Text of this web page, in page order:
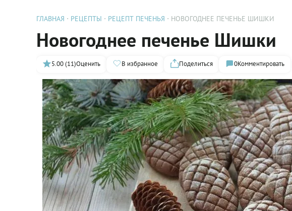
ГЛАВНАЯ РЕЦЕПТЫ РЕЦЕПТ ПЕЧЕНЬЯ НОВОГОДНЕЕ ПЕЧЕНЬЕ ШИШКИ
Новогоднее печенье Шишки
5.00 (11)Оценить В избранное Поделиться 0Комментировать